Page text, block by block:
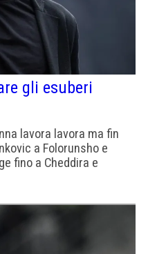
gli esuberi
lavora lavora ma fin
a Folorunsho e
fino a Cheddira e